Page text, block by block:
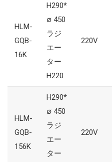
HLM-
GQB-
16K
H290*
∅ 450
ラジ
エー
ター
H220
220V
HLM-
GQB-
156K
H290*
∅ 450
ラジ
エー
ター
220V